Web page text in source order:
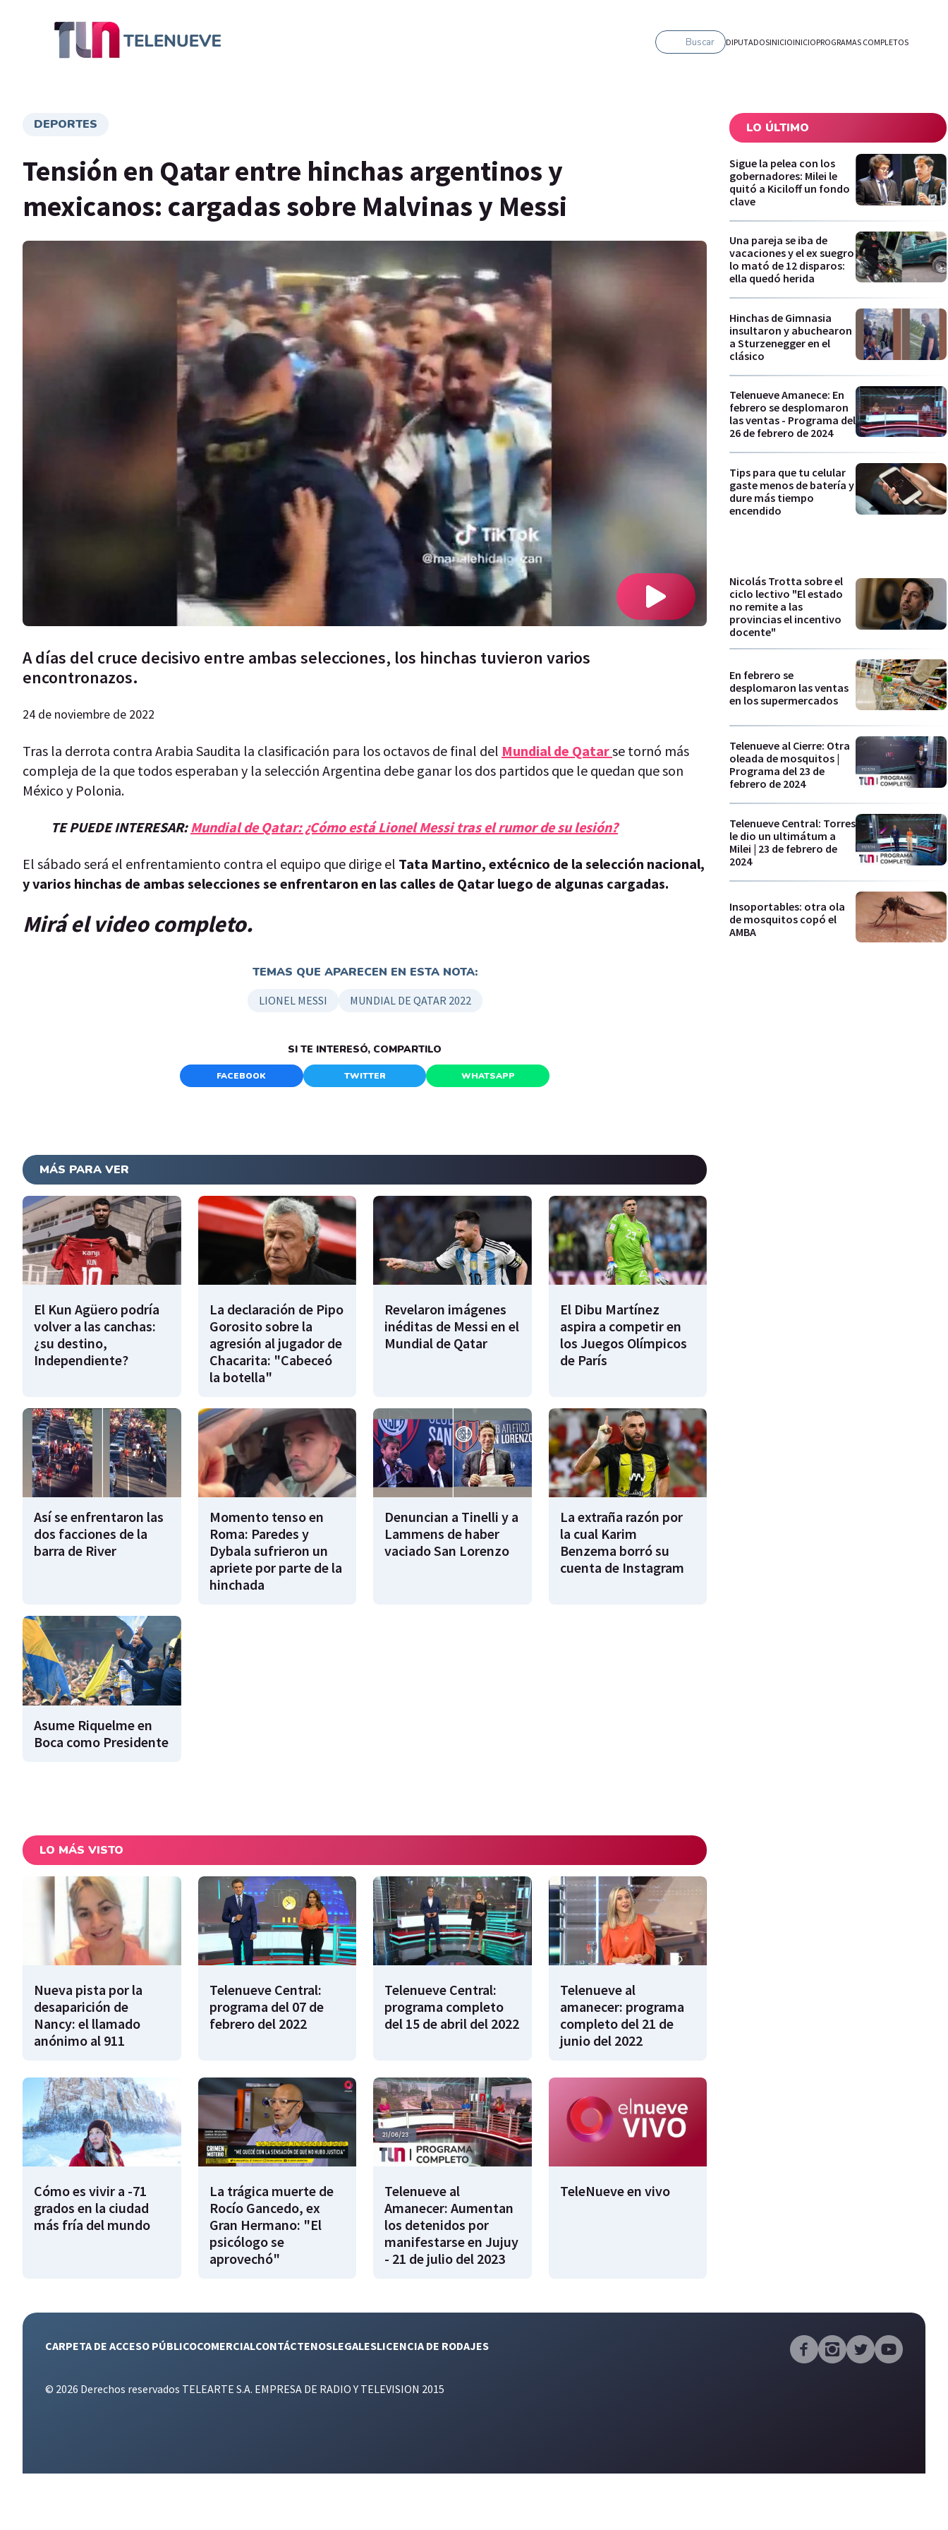
Buscar DIPUTADOSINICIOINICIOPROGRAMAS COMPLETOS
DEPORTES
Tensión en Qatar entre hinchas argentinos y
mexicanos: cargadas sobre Malvinas y Messi
A días del cruce decisivo entre ambas selecciones, los hinchas tuvieron varios
encontronazos.
24 de noviembre de 2022
Tras la derrota contra Arabia Saudita la clasificación para los octavos de final del Mundial de Qatarse tornó más
compleja de la que todos esperaban y la selección Argentina debe ganar los dos partidos que le quedan que son
México y Polonia.
TE PUEDE INTERESAR: Mundial de Qatar: ¿Cómo está Lionel Messi tras el rumor de su lesión?
El sábado será el enfrentamiento contra el equipo que dirige el Tata Martino, extécnico de la selección nacional,
y varios hinchas de ambas selecciones se enfrentaron en las calles de Qatar luego de algunas cargadas.
Mirá el video completo.
TEMAS QUE APARECEN EN ESTA NOTA:
LIONEL MESSI MUNDIAL DE QATAR 2022
SI TE INTERESÓ, COMPARTILO
FACEBOOK TWITTER WHATSAPP
MÁS PARA VER
El Kun Agüero podría
volver a las canchas:
¿su destino,
Independiente?
La declaración de Pipo
Gorosito sobre la
agresión al jugador de
Chacarita: "Cabeceó
la botella"
Revelaron imágenes
inéditas de Messi en el
Mundial de Qatar
El Dibu Martínez
aspira a competir en
los Juegos Olímpicos
de París
Así se enfrentaron las
dos facciones de la
barra de River
Momento tenso en
Roma: Paredes y
Dybala sufrieron un
apriete por parte de la
hinchada
Denuncian a Tinelli y a
Lammens de haber
vaciado San Lorenzo
La extraña razón por
la cual Karim
Benzema borró su
cuenta de Instagram
Asume Riquelme en
Boca como Presidente
LO MÁS VISTO
Nueva pista por la
desaparición de
Nancy: el llamado
anónimo al 911
Telenueve Central:
programa del 07 de
febrero del 2022
Telenueve Central:
programa completo
del 15 de abril del 2022
Telenueve al
amanecer: programa
completo del 21 de
junio del 2022
Cómo es vivir a -71
grados en la ciudad
más fría del mundo
La trágica muerte de
Rocío Gancedo, ex
Gran Hermano: "El
psicólogo se
aprovechó"
Telenueve al
Amanecer: Aumentan
los detenidos por
manifestarse en Jujuy
- 21 de julio del 2023
TeleNueve en vivo
LO ÚLTIMO
Sigue la pelea con los
gobernadores: Milei le
quitó a Kiciloff un fondo
clave
Una pareja se iba de
vacaciones y el ex suegro
lo mató de 12 disparos:
ella quedó herida
Hinchas de Gimnasia
insultaron y abuchearon
a Sturzenegger en el
clásico
Telenueve Amanece: En
febrero se desplomaron
las ventas - Programa del
26 de febrero de 2024
Tips para que tu celular
gaste menos de batería y
dure más tiempo
encendido
Nicolás Trotta sobre el
ciclo lectivo "El estado
no remite a las
provincias el incentivo
docente"
En febrero se
desplomaron las ventas
en los supermercados
Telenueve al Cierre: Otra
oleada de mosquitos |
Programa del 23 de
febrero de 2024
Telenueve Central: Torres
le dio un ultimátum a
Milei | 23 de febrero de
2024
Insoportables: otra ola
de mosquitos copó el
AMBA
CARPETA DE ACCESO PÚBLICOCOMERCIALCONTÁCTENOSLEGALESLICENCIA DE RODAJES
© 2026 Derechos reservados TELEARTE S.A. EMPRESA DE RADIO Y TELEVISION 2015